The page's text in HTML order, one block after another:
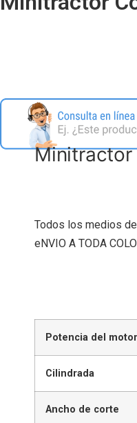
Minitractor
Todos los medios
eNVIO A TODA
Potencia del motor
Cilindrada
Ancho de corte